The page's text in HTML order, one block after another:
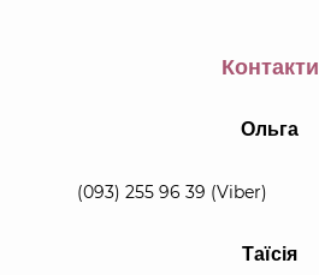
Контакти
Ольга
(093) 255 96 39 (Viber)
Таїсія